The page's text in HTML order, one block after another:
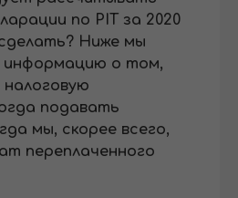
по PIT за 2020
Ниже мы
информацию о том,
налоговую
подавать
мы, скорее всего,
переплаченного